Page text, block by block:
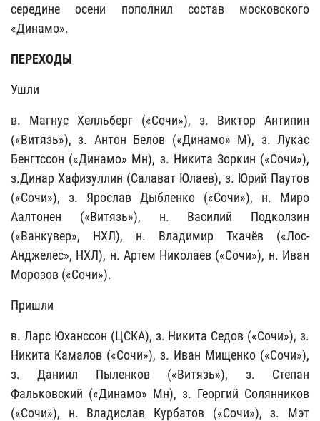
середине осени пополнил состав московского
«Динамо».
ПЕРЕХОДЫ
Ушли
в. Магнус Хелльберг («Сочи»), з. Виктор Антипин
(«Витязь»), з. Антон Белов («Динамо» М), з. Лукас
Бенгтссон («Динамо» Мн), з. Никита Зоркин («Сочи»),
з.Динар Хафизуллин (Салават Юлаев), з. Юрий Паутов
(«Сочи»), з. Ярослав Дыбленко («Сочи»), н. Миро
Аалтонен («Витязь»), н. Василий Подколзин
(«Ванкувер», НХЛ), н. Владимир Ткачёв («Лос-
Анджелес», НХЛ), н. Артем Николаев («Сочи»), н. Иван
Морозов («Сочи»).
Пришли
в. Ларс Юханссон (ЦСКА), з. Никита Седов («Сочи»), з.
Никита Камалов («Сочи»), з. Иван Мищенко («Сочи»),
з. Даниил Пыленков («Витязь»), з. Степан
Фальковский («Динамо» Мн), з. Георгий Солянников
(«Сочи»), н. Владислав Курбатов («Сочи»), з. Мэт